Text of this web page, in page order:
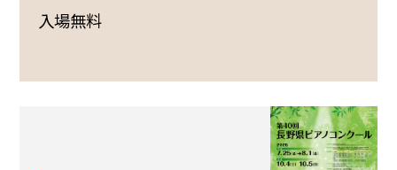
入場無料